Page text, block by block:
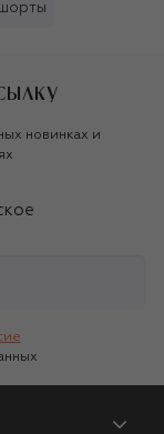
новинках и